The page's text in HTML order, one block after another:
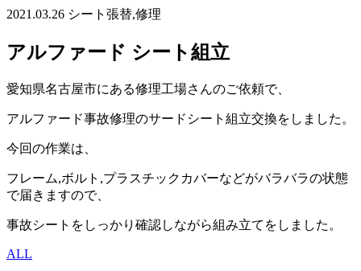
2021.03.26 シート張替,修理
アルファード シート組立
愛知県名古屋市にある修理工場さんのご依頼で、
アルファード事故修理のサードシート組立交換をしました。
今回の作業は、
フレーム,ボルト,プラスチックカバーなどがバラバラの状態
で届きますので、
事故シートをしっかり確認しながら組み立てをしました。
ALL